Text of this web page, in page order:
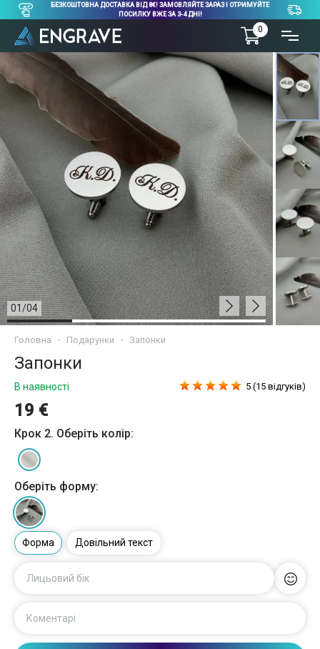
БЕЗКОШТОВНА ДОСТАВКА ВІД 8€! ЗАМОВЛЯЙТЕ ЗАРАЗ І ОТРИМУЙТЕ
ПОСИЛКУ ВЖЕ ЗА 3-4 ДНІ!
0
01 /04
Головна Подарунки Запонки
Запонки
В наявності
19 €
5 (15 відгуків)
Крок 2. Оберіть колір:
Оберіть форму:
Форма Довільний текст
Лицьовий бік
Коментарі